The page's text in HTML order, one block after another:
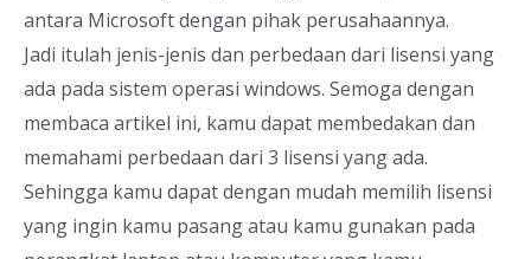
antara Microsoft dengan pihak perusahaannya.
Jadi itulah jenis-jenis dan perbedaan dari lisensi yang
ada pada sistem operasi windows. Semoga dengan
membaca artikel ini, kamu dapat membedakan dan
memahami perbedaan dari 3 lisensi yang ada.
Sehingga kamu dapat dengan mudah memilih lisensi
yang ingin kamu pasang atau kamu gunakan pada